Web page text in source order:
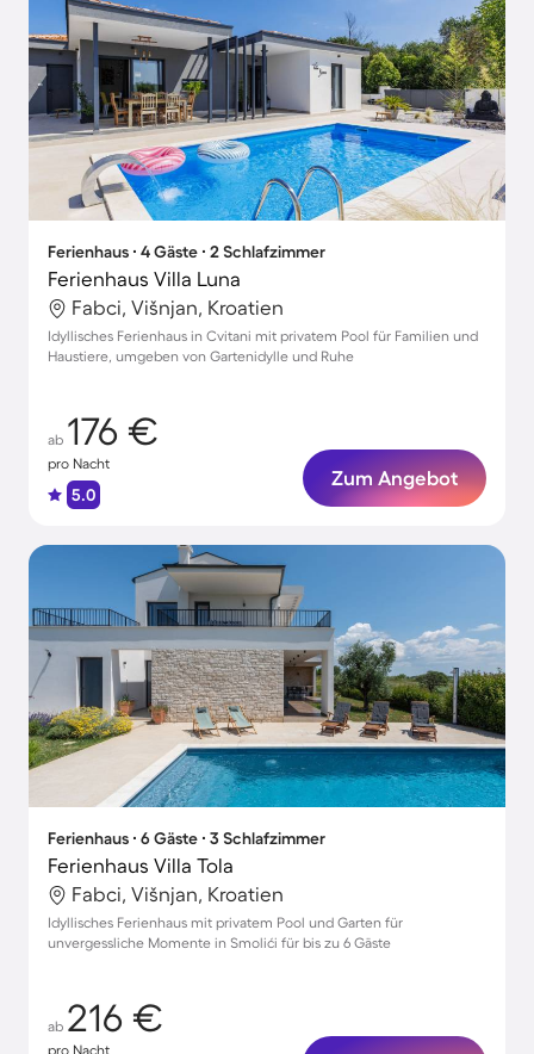
Ferienhaus ∙ 4 Gäste ∙ 2 Schlafzimmer
Ferienhaus Villa Luna
Fabci, Višnjan, Kroatien
Idyllisches Ferienhaus in Cvitani mit privatem Pool für Familien und
Haustiere, umgeben von Gartenidylle und Ruhe
ab 176 €
pro Nacht
5.0
Zum Angebot
Ferienhaus ∙ 6 Gäste ∙ 3 Schlafzimmer
Ferienhaus Villa Tola
Fabci, Višnjan, Kroatien
Idyllisches Ferienhaus mit privatem Pool und Garten für
unvergessliche Momente in Smolići für bis zu 6 Gäste
ab 216 €
pro Nacht